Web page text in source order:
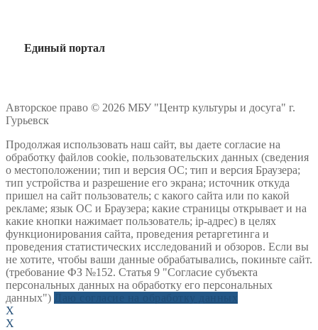
Единый портал
Авторское право © 2026 МБУ "Центр культуры и досуга" г.
Гурьевск
Продолжая использовать наш сайт, вы даете согласие на
обработку файлов cookie, пользовательских данных (сведения
о местоположении; тип и версия ОС; тип и версия Браузера;
тип устройства и разрешение его экрана; источник откуда
пришел на сайт пользователь; с какого сайта или по какой
рекламе; язык ОС и Браузера; какие страницы открывает и на
какие кнопки нажимает пользователь; ip-адрес) в целях
функционирования сайта, проведения ретаргетинга и
проведения статистических исследований и обзоров. Если вы
не хотите, чтобы ваши данные обрабатывались, покиньте сайт.
(требование ФЗ №152. Статья 9 "Согласие субъекта
персональных данных на обработку его персональных
данных")
X
X